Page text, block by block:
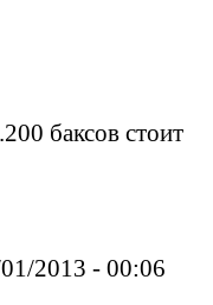
баксов стоит
2013 - 00:06